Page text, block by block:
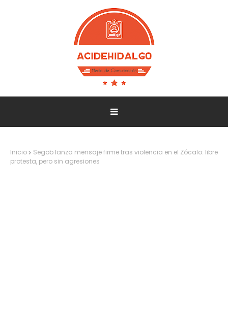
Inicio
Segob lanza mensaje firme tras violencia en el Zócalo: libre
protesta, pero sin agresiones